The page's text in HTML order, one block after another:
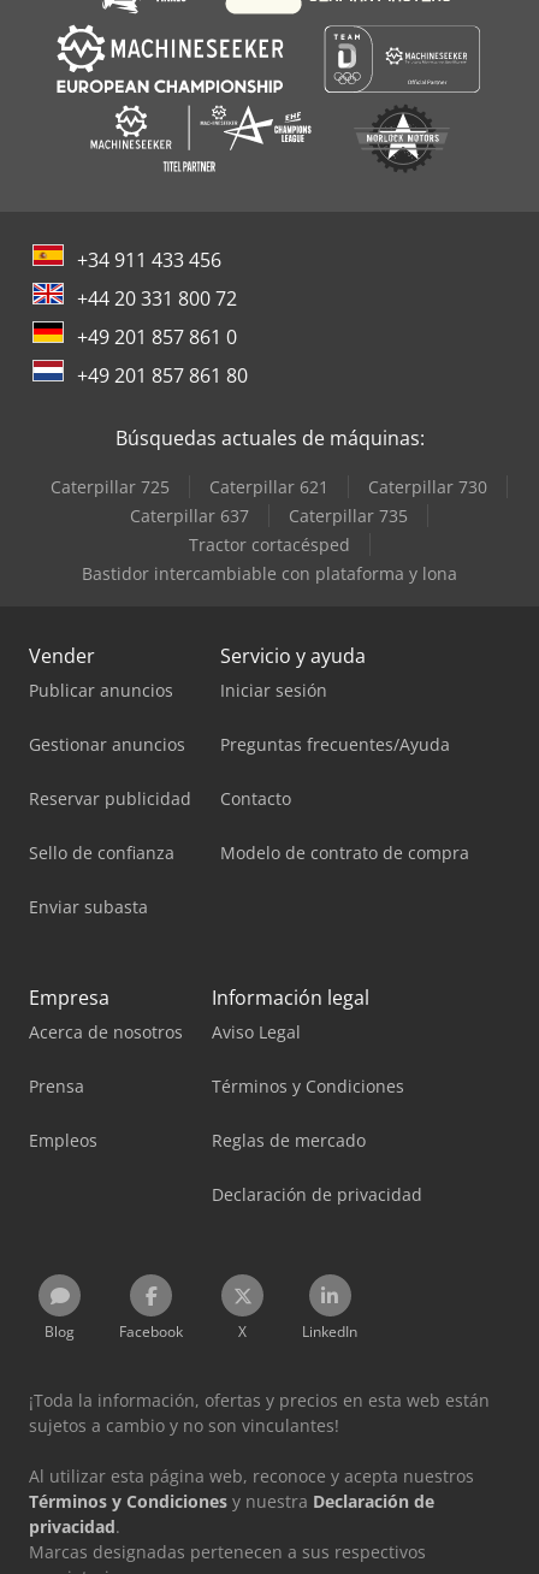
+34 911 433 456
+44 20 331 800 72
+49 201 857 861 0
+49 201 857 861 80
Búsquedas actuales de máquinas:
Caterpillar 725 Caterpillar 621
Caterpillar 730
Caterpillar 637
Caterpillar 735
Tractor cortacésped
Bastidor intercambiable con plataforma y lona
Vender
Publicar anuncios
Gestionar anuncios
Reservar publicidad
Sello de confianza
Enviar subasta
Servicio y ayuda
Iniciar sesión
Preguntas frecuentes/Ayuda
Contacto
Modelo de contrato de compra
Empresa
Acerca de nosotros
Prensa
Empleos
Información legal
Aviso Legal
Términos y Condiciones
Reglas de mercado
Declaración de privacidad
Blog Facebook X LinkedIn
¡Toda la información, ofertas y precios en esta web están
sujetos a cambio y no son vinculantes!
Al utilizar esta página web, reconoce y acepta nuestros
Términos y Condiciones y nuestra Declaración de
privacidad.
Marcas designadas pertenecen a sus respectivos